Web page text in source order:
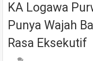
KA Logawa
Punya Wajah
Rasa Eksekutif